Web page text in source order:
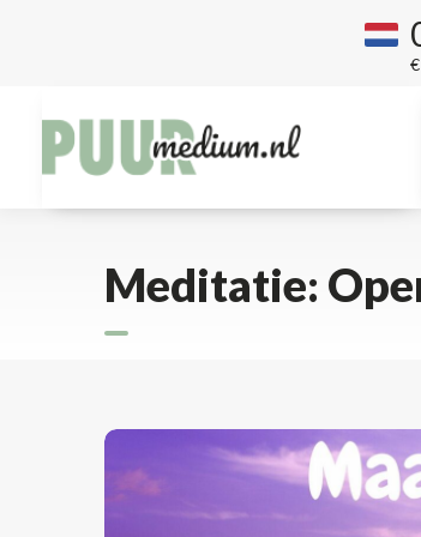
Meditatie: